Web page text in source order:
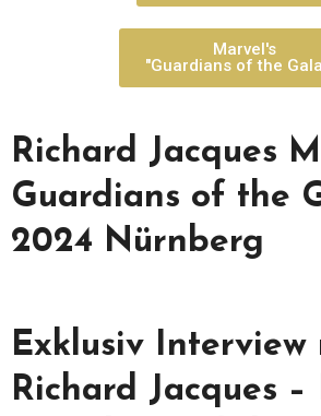
Marvel's
"Guardians of the
Richard Jacques
Guardians of the
2024 Nürnberg
Exklusiv Interview
Richard Jacques –